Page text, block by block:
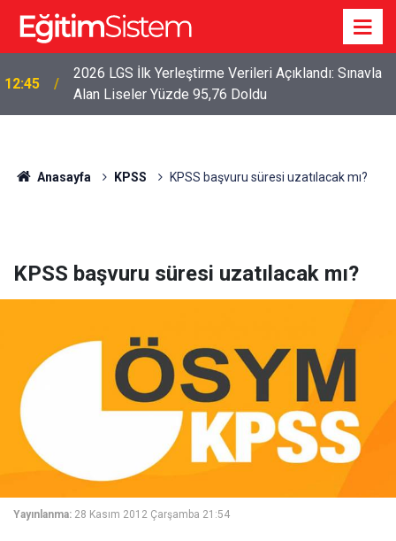
12:45
2026 LGS İlk Yerleştirme Verileri Açıklandı: Sınavla
Alan Liseler Yüzde 95,76 Doldu
Anasayfa KPSS KPSS başvuru süresi uzatılacak mı?
KPSS başvuru süresi uzatılacak mı?
Yayınlanma: 28 Kasım 2012 Çarşamba 21:54